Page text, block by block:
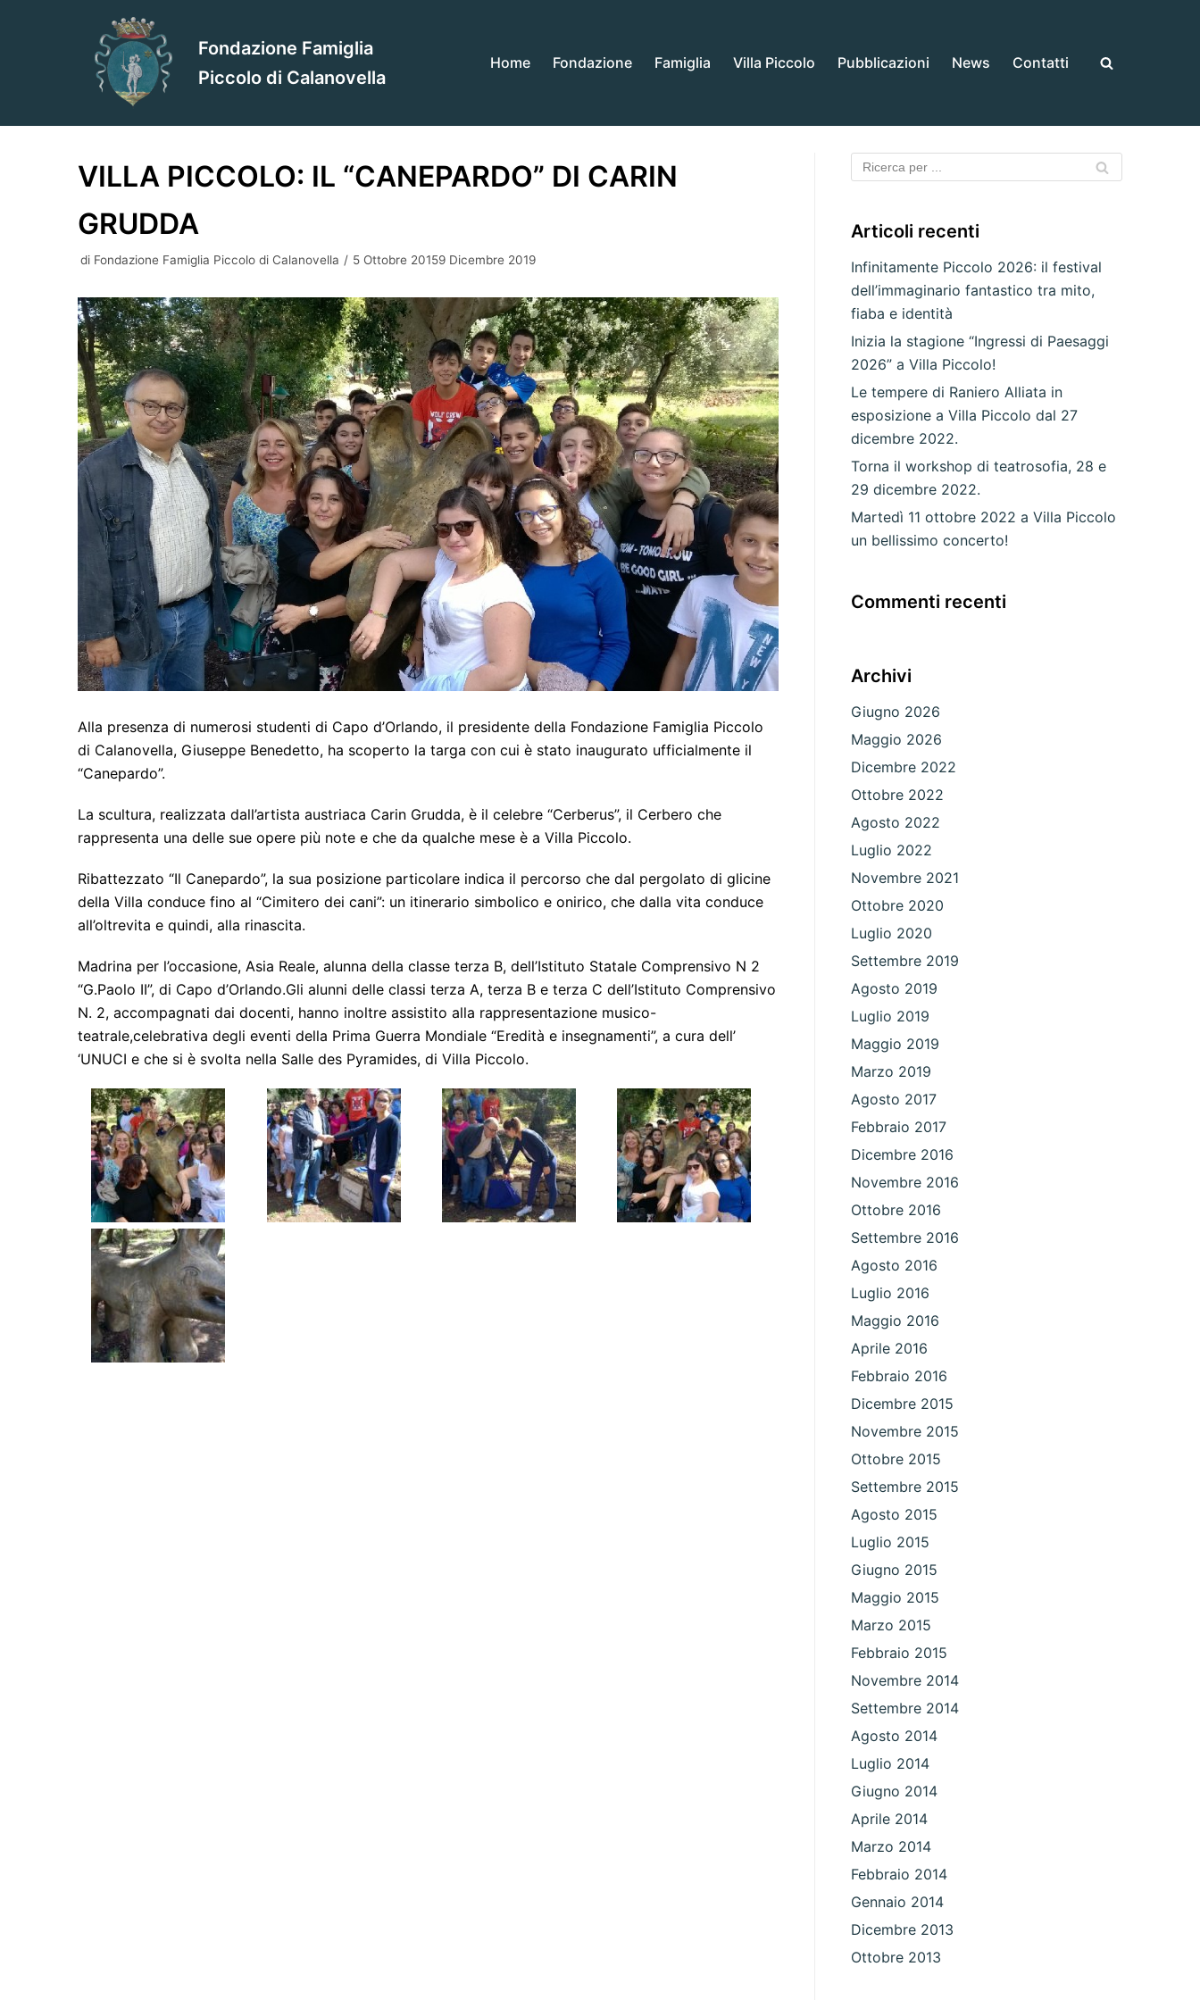
Fondazione Famiglia
Piccolo di Calanovella
Home Fondazione Famiglia Villa Piccolo Pubblicazioni News Contatti
VILLA PICCOLO: IL “CANEPARDO” DI CARIN
GRUDDA
di Fondazione Famiglia Piccolo di Calanovella 5 Ottobre 20159 Dicembre 2019
Alla presenza di numerosi studenti di Capo d’Orlando, il presidente della Fondazione Famiglia Piccolo
di Calanovella, Giuseppe Benedetto, ha scoperto la targa con cui è stato inaugurato ufficialmente il
“Canepardo”.
La scultura, realizzata dall’artista austriaca Carin Grudda, è il celebre “Cerberus”, il Cerbero che
rappresenta una delle sue opere più note e che da qualche mese è a Villa Piccolo.
Ribattezzato “Il Canepardo”, la sua posizione particolare indica il percorso che dal pergolato di glicine
della Villa conduce fino al “Cimitero dei cani”: un itinerario simbolico e onirico, che dalla vita conduce
all’oltrevita e quindi, alla rinascita.
Madrina per l’occasione, Asia Reale, alunna della classe terza B, dell’Istituto Statale Comprensivo N 2
“G.Paolo II”, di Capo d’Orlando.Gli alunni delle classi terza A, terza B e terza C dell’Istituto Comprensivo
N. 2, accompagnati dai docenti, hanno inoltre assistito alla rappresentazione musico-
teatrale,celebrativa degli eventi della Prima Guerra Mondiale “Eredità e insegnamenti”, a cura dell’
‘UNUCI e che si è svolta nella Salle des Pyramides, di Villa Piccolo.
Articoli recenti
Infinitamente Piccolo 2026: il festival
dell’immaginario fantastico tra mito,
fiaba e identità
Inizia la stagione “Ingressi di Paesaggi
2026” a Villa Piccolo!
Le tempere di Raniero Alliata in
esposizione a Villa Piccolo dal 27
dicembre 2022.
Torna il workshop di teatrosofia, 28 e
29 dicembre 2022.
Martedì 11 ottobre 2022 a Villa Piccolo
un bellissimo concerto!
Commenti recenti
Archivi
Giugno 2026
Maggio 2026
Dicembre 2022
Ottobre 2022
Agosto 2022
Luglio 2022
Novembre 2021
Ottobre 2020
Luglio 2020
Settembre 2019
Agosto 2019
Luglio 2019
Maggio 2019
Marzo 2019
Agosto 2017
Febbraio 2017
Dicembre 2016
Novembre 2016
Ottobre 2016
Settembre 2016
Agosto 2016
Luglio 2016
Maggio 2016
Aprile 2016
Febbraio 2016
Dicembre 2015
Novembre 2015
Ottobre 2015
Settembre 2015
Agosto 2015
Luglio 2015
Giugno 2015
Maggio 2015
Marzo 2015
Febbraio 2015
Novembre 2014
Settembre 2014
Agosto 2014
Luglio 2014
Giugno 2014
Aprile 2014
Marzo 2014
Febbraio 2014
Gennaio 2014
Dicembre 2013
Ottobre 2013